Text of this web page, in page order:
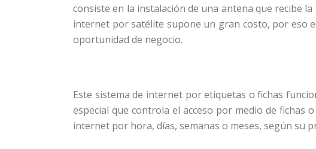
consiste en la instalación de una antena que recibe
internet por satélite supone un gran costo, por eso
oportunidad de negocio.
Este sistema de internet por etiquetas o fichas
especial que controla el acceso por medio de fichas
internet por hora, días, semanas o meses, según su